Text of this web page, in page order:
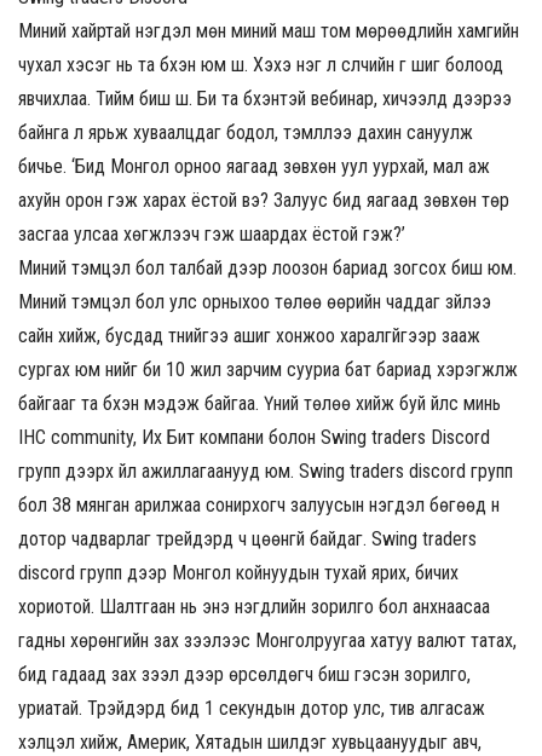
Миний хайртай нэгдэл мөн миний маш том мөрөөдлийн хамгийн
чухал хэсэг нь та бүхэн юм шүү. Хэхэ нэг л сүүлчийн үг шиг болоод
явчихлаа. Тийм биш шүү. Би та бүхэнтэй вебинар, хичээлүүд дээрээ
байнга л ярьж хуваалцдаг бодол, тэмүүллээ дахин сануулж
бичье. ‘Бид Монгол орноо яагаад зөвхөн уул уурхай, мал аж
ахуйн орон гэж харах ёстой вэ? Залуус бид яагаад зөвхөн төр
засгаа улсаа хөгжүүлээч гэж шаардах ёстой гэж?’
Миний тэмцэл бол талбай дээр лоозон бариад зогсох биш юм.
Миний тэмцэл бол улс орныхоо төлөө өөрийн чаддаг зүйлээ
сайн хийж, бусдад түүнийгээ ашиг хонжоо харалгүйгээр зааж
сургах юм үүнийг би 10 жил зарчим сууриа бат бариад хэрэгжүүлж
байгааг та бүхэн мэдэж байгаа. Үүний төлөө хийж буй үйлс минь
IHC community, Их Бит компани болон Swing traders Discord
групп дээрх үйл ажиллагаанууд юм. Swing traders discord групп
бол 38 мянган арилжаа сонирхогч залуусын нэгдэл бөгөөд үүн
дотор чадварлаг трейдэрүүд ч цөөнгүй байдаг. Swing traders
discord групп дээр Монгол койнуудын тухай ярих, бичих
хориотой. Шалтгаан нь энэ нэгдлийн зорилго бол анхнаасаа
гадны хөрөнгийн зах зээлээс Монголруугаа хатуу валют татах,
бид гадаад зах зээл дээр өрсөлдөгч биш гэсэн зорилго,
уриатай. Трэйдэрүүд бид 1 секундын дотор улс, тив алгасаж
хэлцэл хийж, Америк, Хятадын шилдэг хувьцаануудыг авч,